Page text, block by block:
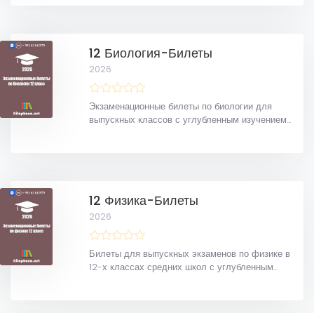
12 Биология-Билеты
2026
Экзаменационные билеты по биологии для
выпускных классов с углубленным изучением...
12 Физика-Билеты
2026
Билеты для выпускных экзаменов по физике в
12-х классах средних школ с углубленным...